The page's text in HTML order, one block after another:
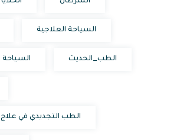
السياحة العلاجية
السياحة الطب_الحديث
الطب التجديدي في